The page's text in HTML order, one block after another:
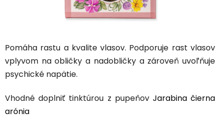
Pomáha rastu a kvalite vlasov. Podporuje rast vlasov
vplyvom na obličky a nadobličky a zároveň uvoľňuje
psychické napätie.
Vhodné doplniť tinktúrou z pupeňov Jarabina čierna
arónia